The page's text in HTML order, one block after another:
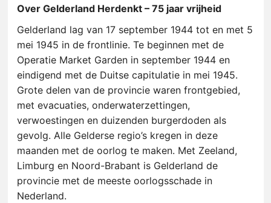
Over Gelderland Herdenkt – 75 jaar vrijheid
Gelderland lag van 17 september 1944 tot en met 5
mei 1945 in de frontlinie. Te beginnen met de
Operatie Market Garden in september 1944 en
eindigend met de Duitse capitulatie in mei 1945.
Grote delen van de provincie waren frontgebied,
met evacuaties, onderwaterzettingen,
verwoestingen en duizenden burgerdoden als
gevolg. Alle Gelderse regio’s kregen in deze
maanden met de oorlog te maken. Met Zeeland,
Limburg en Noord-Brabant is Gelderland de
provincie met de meeste oorlogsschade in
Nederland.